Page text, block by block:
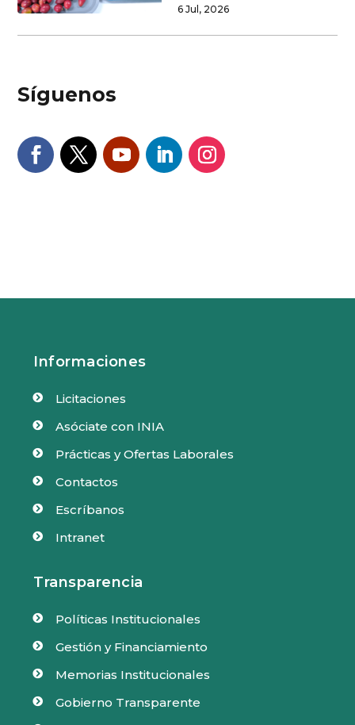
6 Jul, 2026
Síguenos
Informaciones
 Licitaciones
 Asóciate con INIA
 Prácticas y Ofertas Laborales
 Contactos
 Escríbanos
 Intranet
Transparencia
 Políticas Institucionales
 Gestión y Financiamiento
 Memorias Institucionales
 Gobierno Transparente